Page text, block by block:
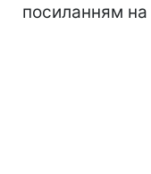
посиланням на